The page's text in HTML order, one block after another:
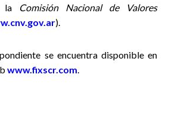
la
Comisión Nacional de Valores
).
se encuentra disponible en
www.fixscr.com.